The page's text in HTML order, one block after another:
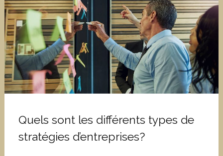
Quels sont les différents types de
stratégies d’entreprises?